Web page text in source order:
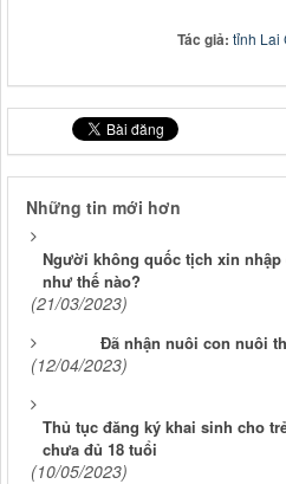
Tác giả: tỉnh Lai
Những tin mới hơn
Người không quốc tịch xin
như thế nào?
(21/03/2023)
Đã nhận nuôi con nuôi
(12/04/2023)
Thủ tục đăng ký khai sinh cho
chưa đủ 18 tuổi
(10/05/2023)